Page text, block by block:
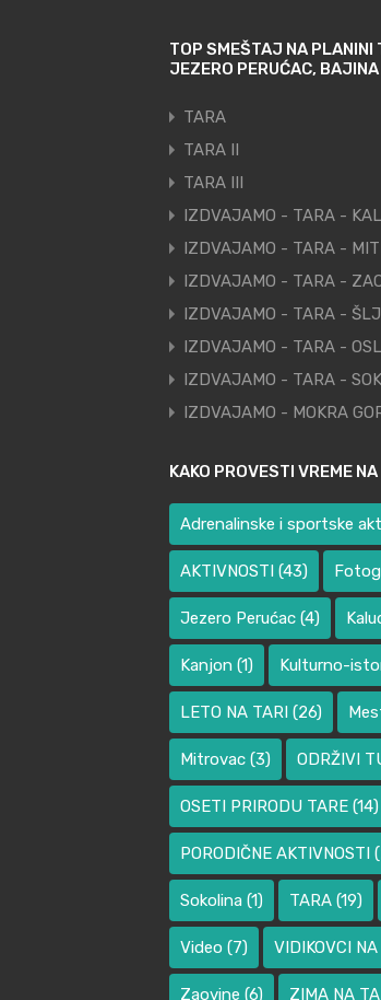
TOP SMEŠTAJ NA PLANINI
JEZERO PERUĆAC,
TARA
TARA II
TARA III
IZDVAJAMO - TARA -
IZDVAJAMO - TARA -
IZDVAJAMO - TARA -
IZDVAJAMO - TARA -
IZDVAJAMO - TARA -
IZDVAJAMO - TARA -
IZDVAJAMO - MOKRA
KAKO PROVESTI VREME NA
Adrenalinske i sportske
AKTIVNOSTI (43)
Jezero Perućac (4)
Kanjon (1) Kulturno-
LETO NA TARI (26)
Mitrovac (3) ODRŽIVI
OSETI PRIRODU TARE (14)
PORODIČNE AKTIVNOSTI
Sokolina (1) TARA (19)
Video (7) VIDIKOVCI
Zaovine (6) ZIMA NA